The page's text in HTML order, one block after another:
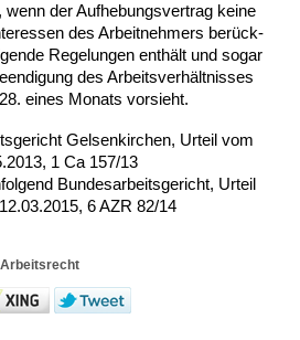
wenn der Auf­he­bungs­ver­trag kei­ne
des Ar­beit­neh­mers berück­
Re­ge­lun­gen enthält und so­gar
des Ar­beits­verhält­nis­ses
ei­nes Mo­nats vor­sieht.
Gelsenkirchen, Urteil vom
1 Ca 157/13
Bundesarbeitsgericht, Urteil
6 AZR 82/14